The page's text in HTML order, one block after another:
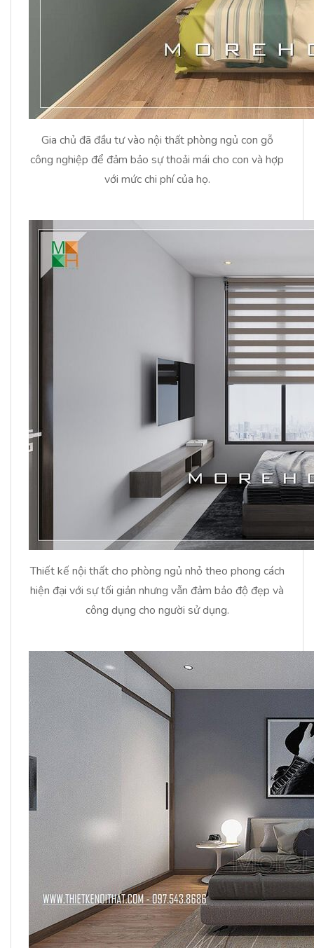
Gia chủ đã đầu tư vào nội thất phòng ngủ con gỗ
công nghiệp để đảm bảo sự thoải mái cho con và hợp
với mức chi phí của họ.
Thiết kế nội thất cho phòng ngủ nhỏ theo phong cách
hiện đại với sự tối giản nhưng vẫn đảm bảo độ đẹp và
công dụng cho người sử dụng.